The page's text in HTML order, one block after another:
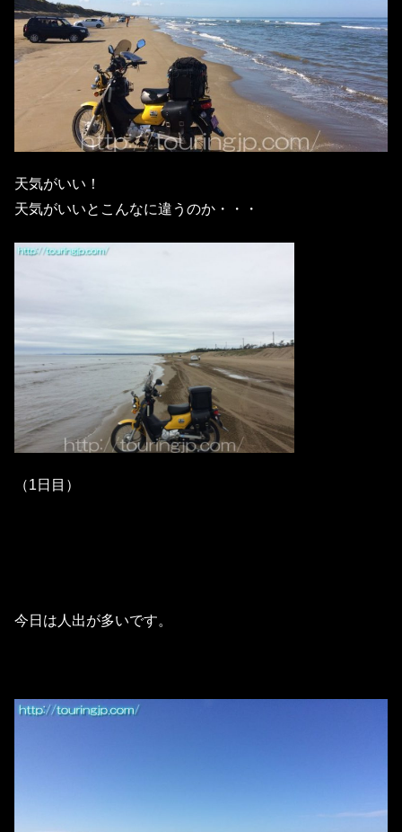
天気がいい！
天気がいいとこんなに違うのか・・・
（1日目）
今日は人出が多いです。